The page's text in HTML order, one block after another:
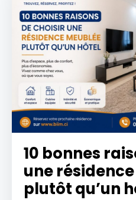
10 bonnes
une
plutôt qu’un